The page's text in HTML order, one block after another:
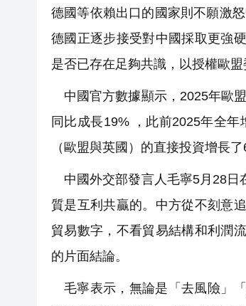
德國等依賴出口的國家則不願激
德國正逐步接受對中國採取更強
是否已存在足夠共識，以授權歐
中國官方數據顯示，2025年歐
同比成長19% ，此前2025年全年
（歐盟與英國）的直接投資增長
中國外交部發言人毛寧5月28
質是互利共贏的。中方從不刻意
貿易數字，不看貿易結構和利潤
的片面結論。
毛寧表示，無論是「去風險」